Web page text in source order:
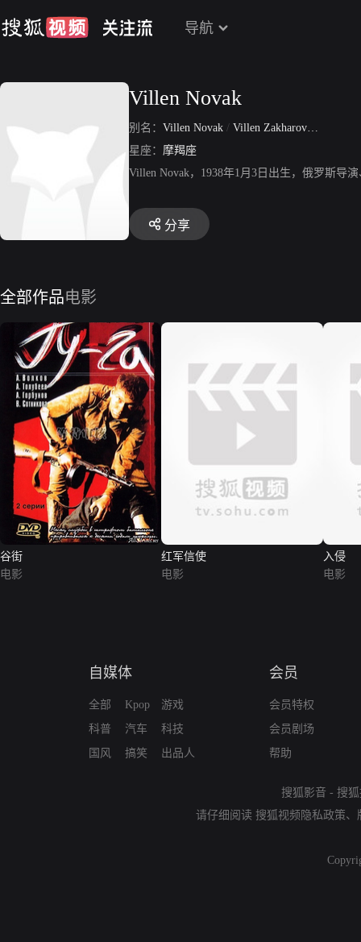
导航
Villen Novak
别名： Villen Novak / Villen Zakharovich Novak
星座： 摩羯座
Villen Novak，1938年1月3日出生，俄罗斯导
分享
全部作品电影
谷街
电影
红军信使
电影
入侵
电影
自媒体
全部
科普
国风
Kpop
汽车
搞笑
游戏
科技
出品人
会员
会员特权
会员剧场
帮助
搜狐影音 - 搜
请仔细阅读 搜狐视频隐私政策、